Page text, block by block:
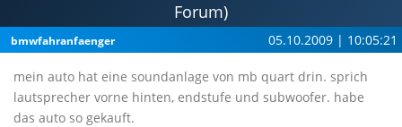
Forum)
bmwfahranfaenger 05.10.2009 | 10:05:21
mein auto hat eine soundanlage von mb quart drin. sprich
lautsprecher vorne hinten, endstufe und subwoofer. habe
das auto so gekauft.